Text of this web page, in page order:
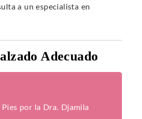
a un especialista en
Adecuado
por la Dra. Djamila